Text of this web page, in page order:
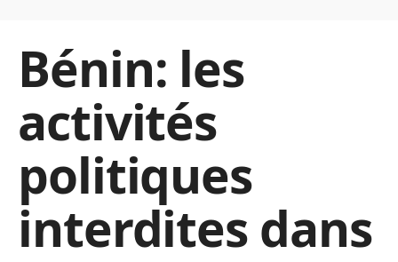
Bénin: les
activités
politiques
interdites dans